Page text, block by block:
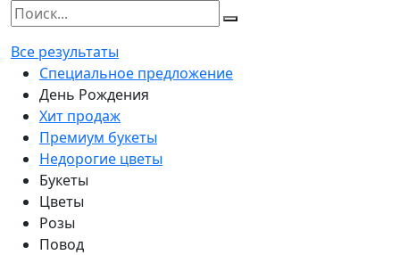
Все результаты
Специальное предложение
День Рождения
Хит продаж
Премиум букеты
Недорогие цветы
Букеты
Цветы
Розы
Повод